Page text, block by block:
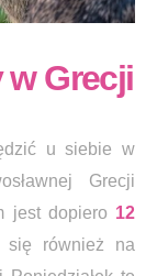
w Grecji
u siebie w
Grecji
jest dopiero 12
się również na